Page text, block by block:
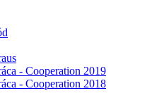
- Cooperation 2019
- Cooperation 2018